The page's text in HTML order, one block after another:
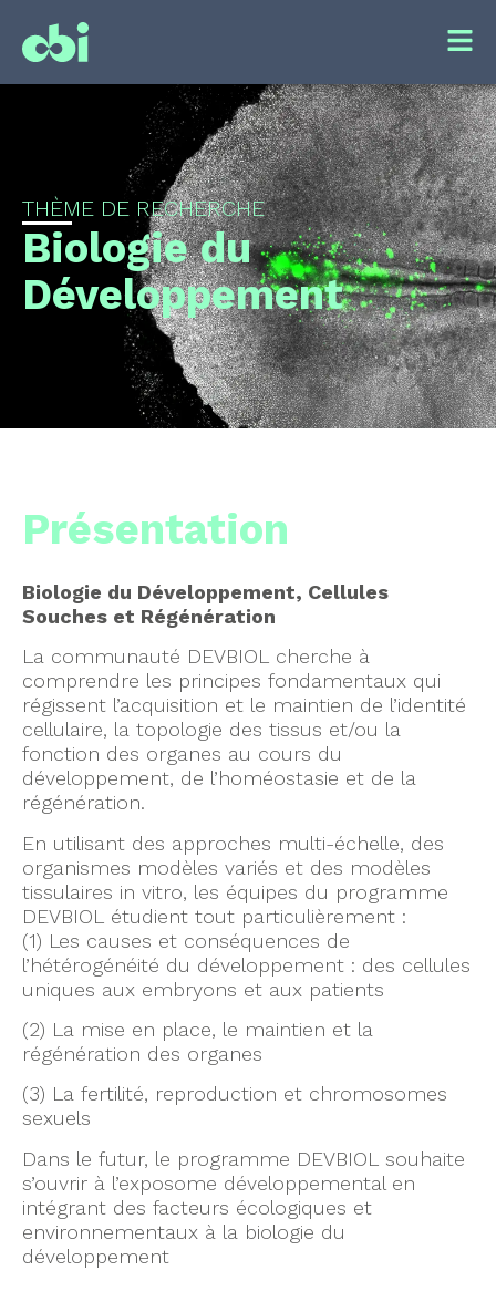
THÈME DE RECHERCHE
Biologie du
Développement
Présentation
Biologie du Développement, Cellules
Souches et Régénération
La communauté DEVBIOL cherche à
comprendre les principes fondamentaux qui
régissent l’acquisition et le maintien de l’identité
cellulaire, la topologie des tissus et/ou la
fonction des organes au cours du
développement, de l’homéostasie et de la
régénération.
En utilisant des approches multi-échelle, des
organismes modèles variés et des modèles
tissulaires in vitro, les équipes du programme
DEVBIOL étudient tout particulièrement :
(1) Les causes et conséquences de
l’hétérogénéité du développement : des cellules
uniques aux embryons et aux patients
(2) La mise en place, le maintien et la
régénération des organes
(3) La fertilité, reproduction et chromosomes
sexuels
Dans le futur, le programme DEVBIOL souhaite
s’ouvrir à l’exposome développemental en
intégrant des facteurs écologiques et
environnementaux à la biologie du
développement